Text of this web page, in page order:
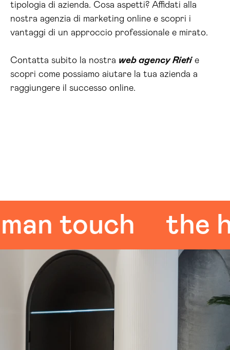
tipologia di azienda. Cosa aspetti? Affidati alla
nostra agenzia di marketing online e scopri i
vantaggi di un approccio professionale e mirato.
Contatta subito la nostra web agency Rietie
scopri come possiamo aiutare la tua azienda a
raggiungere il successo online.
touch the